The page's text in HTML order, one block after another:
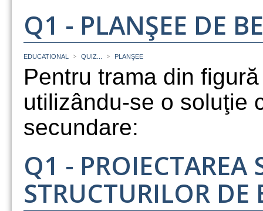
Q1 - PLANŞEE DE
EDUCATIONAL > QUIZ... > PLANŞEE
Pentru trama din
utilizându-se o soluţie
secundare:
Q1 - PROIECTAREA
STRUCTURILOR